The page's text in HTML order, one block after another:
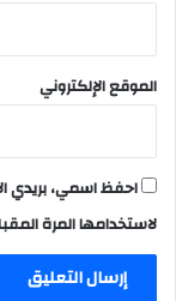
الموقع الإلكتروني
احفظ اسمي، بريدي
لاستخدامها المرة